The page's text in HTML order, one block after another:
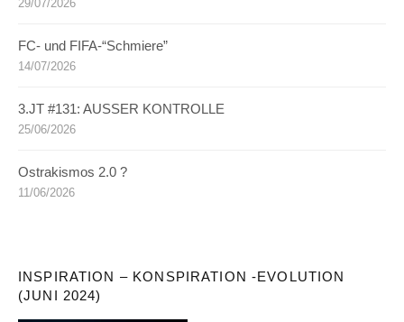
29/07/2026
FC- und FIFA-“Schmiere”
14/07/2026
3.JT #131: AUSSER KONTROLLE
25/06/2026
Ostrakismos 2.0 ?
11/06/2026
INSPIRATION – KONSPIRATION -EVOLUTION
(JUNI 2024)